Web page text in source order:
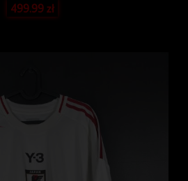
499.99zł